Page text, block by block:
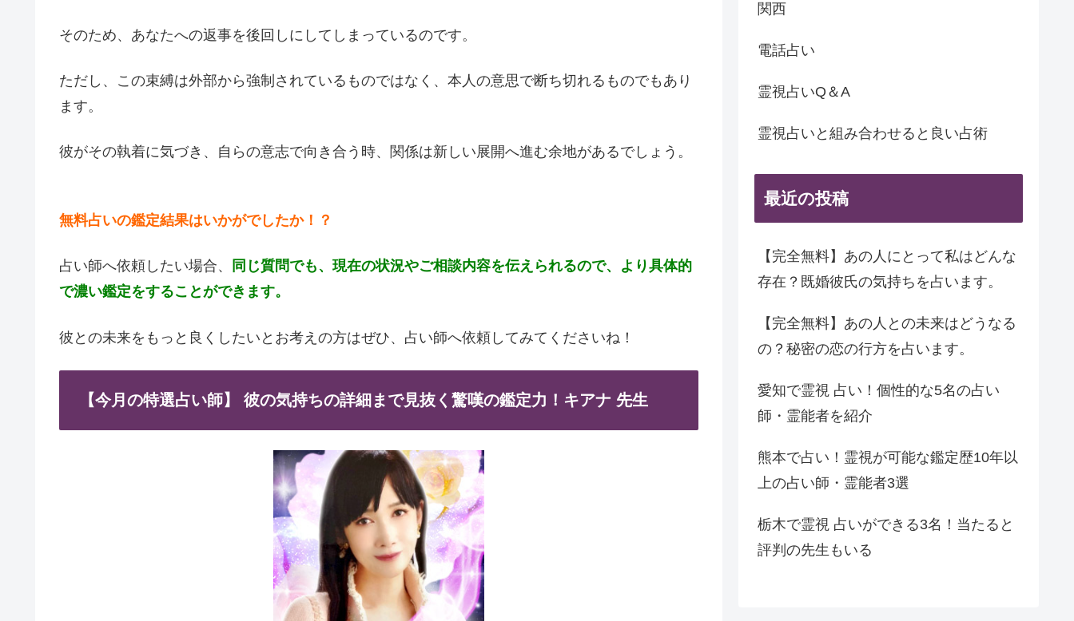
そのため、あなたへの返事を後回しにしてしまっているのです。
ただし、この束縛は外部から強制されているものではなく、本人の意思で断ち切れるものでもあり
ます。
彼がその執着に気づき、自らの意志で向き合う時、関係は新しい展開へ進む余地があるでしょう。
無料占いの鑑定結果はいかがでしたか！？
占い師へ依頼したい場合、
同じ質問でも、現在の状況やご相談内容を伝えられるので、より具体的
で濃い鑑定をすることができます。
彼との未来をもっと良くしたいとお考えの方はぜひ、占い師へ依頼してみてくださいね！
【今月の特選占い師】 彼の気持ちの詳細まで見抜く驚嘆の鑑定力！キアナ 先生
関西
電話占い
霊視占いQ＆A
霊視占いと組み合わせると良い占術
最近の投稿
【完全無料】あの人にとって私はどんな
存在？既婚彼氏の気持ちを占います。
【完全無料】あの人との未来はどうなる
の？秘密の恋の行方を占います。
愛知で霊視 占い！個性的な5名の占い
師・霊能者を紹介
熊本で占い！霊視が可能な鑑定歴10年以
上の占い師・霊能者3選
栃木で霊視 占いができる3名！当たると
評判の先生もいる